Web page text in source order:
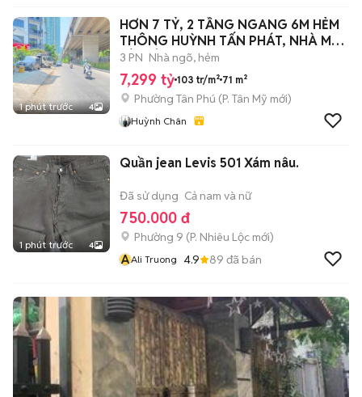
1 phút trước 4
HƠN 7 TỶ, 2 TẦNG NGANG 6M HẺM
THÔNG HUỲNH TẤN PHÁT, NHÀ MỚI
VÀO Ở NGAY
3 PN Nhà ngõ, hẻm
7,299 tỷ 103 tr/m² 71 m²
Phường Tân Phú (P. Tân Mỹ mới)
Huỳnh Chân
1 phút trước 4
Quần jean Levis 501 Xám nâu.
Đã sử dụng Cả nam và nữ
750.000 đ
Phường 9 (P. Nhiêu Lộc mới)
AAli Truong 4.9 89 đã bán